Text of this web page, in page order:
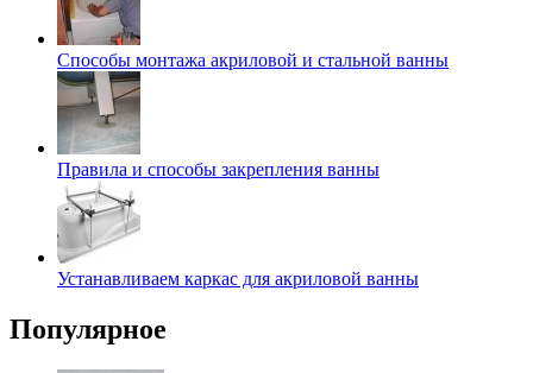
Способы монтажа акриловой и стальной ванны
Правила и способы закрепления ванны
Устанавливаем каркас для акриловой ванны
Популярное